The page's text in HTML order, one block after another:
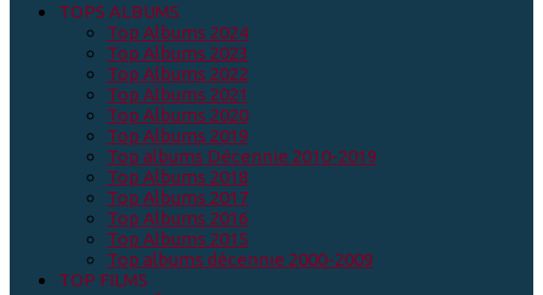
TOPS ALBUMS
Top Albums 2024
Top Albums 2023
Top Albums 2022
Top Albums 2021
Top Albums 2020
Top Albums 2019
Top albums Décennie 2010-2019
Top Albums 2018
Top Albums 2017
Top Albums 2016
Top Albums 2015
Top albums décennie 2000-2009
TOP FILMS